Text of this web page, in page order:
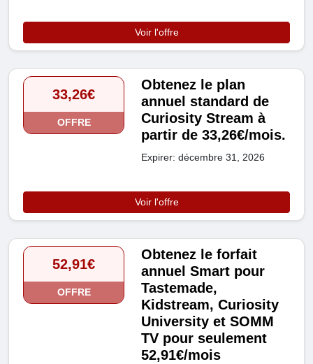
Voir l'offre
33,26€
OFFRE
Obtenez le plan
annuel standard de
Curiosity Stream à
partir de 33,26€/mois.
Expirer: décembre 31, 2026
Voir l'offre
52,91€
OFFRE
Obtenez le forfait
annuel Smart pour
Tastemade,
Kidstream, Curiosity
University et SOMM
TV pour seulement
52,91€/mois